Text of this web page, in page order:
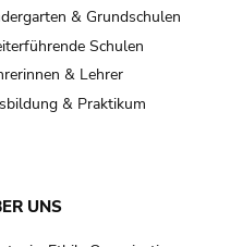
& Grundschulen
Schulen
& Lehrer
& Praktikum
UNS